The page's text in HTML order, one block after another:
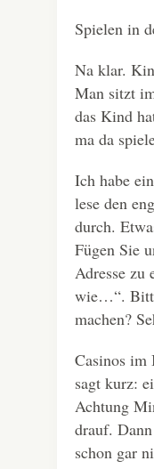
Spielen in
Na klar.
Man sitzt
das Kind
ma da
Ich habe
lese den
durch.
Fügen Sie
Adresse zu
wie…“.
machen?
Casinos im
sagt kurz:
Achtung
drauf.
schon gar